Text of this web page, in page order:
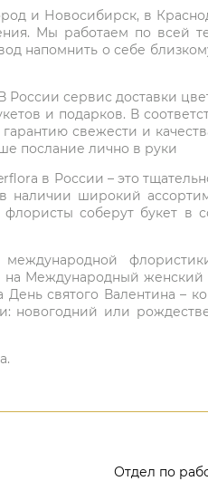
и Новосибирск, в
Мы работаем по всей
напомнить о себе
сервис доставки
и подарков. В
свежести и
послание лично в руки
в России – это
наличии широкий
соберут букет в
на Международный
святого Валентина –
новогодний или
Отдел по